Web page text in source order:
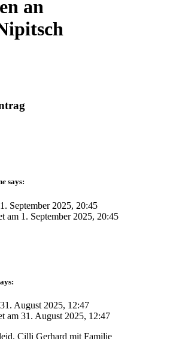
an
says:
1. September 2025, 20:45
am 1. September 2025, 20:45
31. August 2025, 12:47
am 31. August 2025, 12:47
Cilli Gerhard mit Familie